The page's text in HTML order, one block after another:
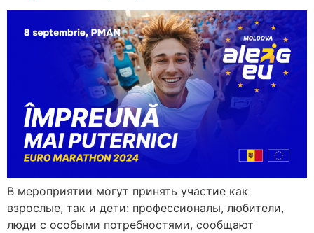
В мероприятии могут принять участие как
взрослые, так и дети: профессионалы, любители,
люди с особыми потребностями, сообщают